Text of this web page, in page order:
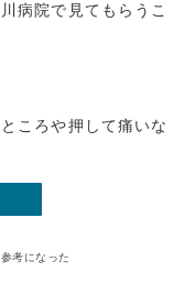
病院で見てもらうこ
ころや押して痛いな
考になった